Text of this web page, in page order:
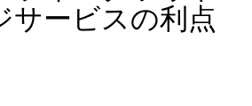
サービスの利点